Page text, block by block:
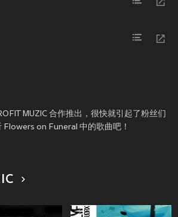
MUZIC 合作推出，很快就引起了粉丝们
on Funeral 中的歌曲吧！